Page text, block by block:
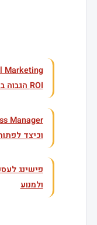
ROI הגבוה ביותר
וכיצד
פישינג
ולמנוע